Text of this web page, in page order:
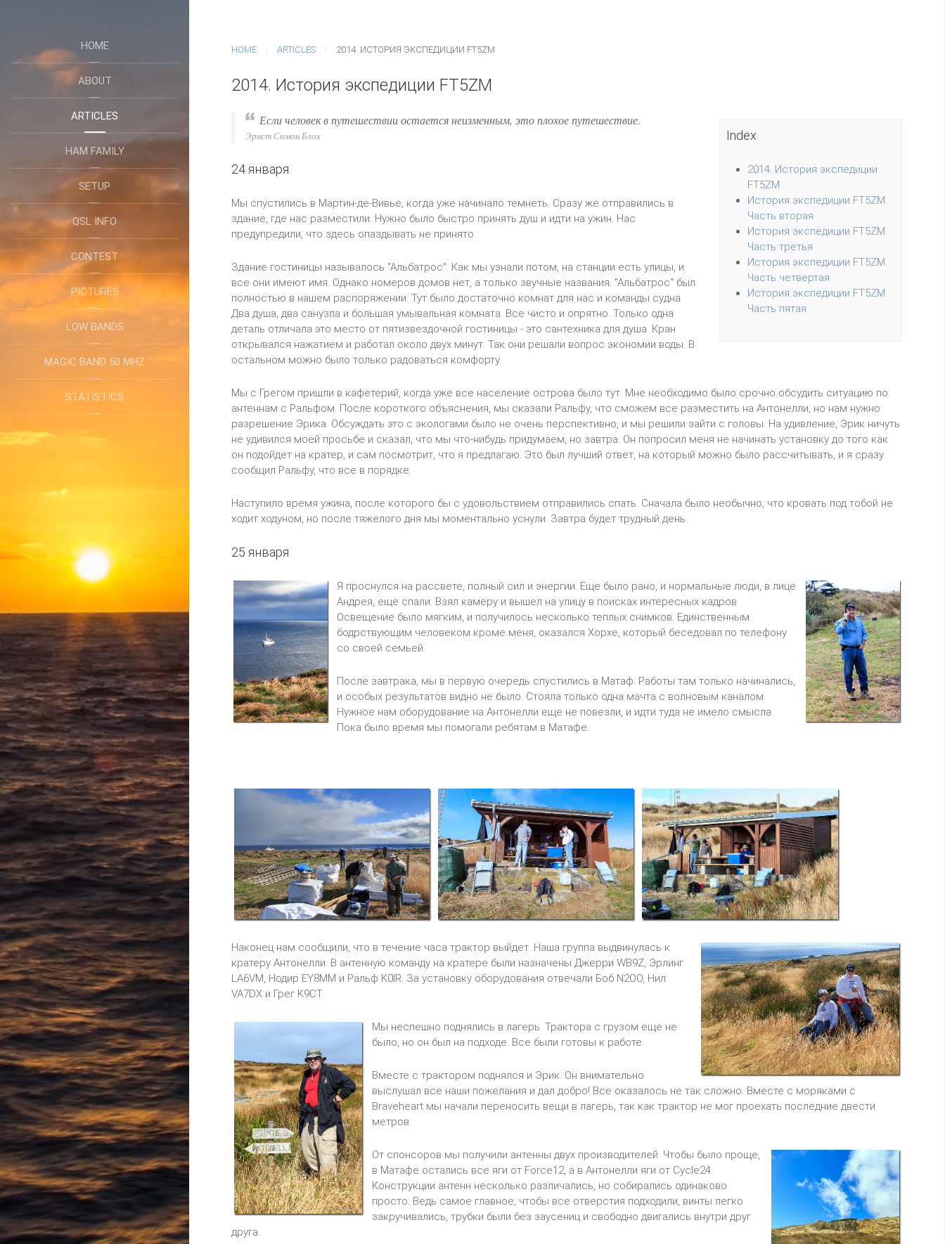
HOME
ABOUT
ARTICLES
HAM FAMILY
SETUP
QSL INFO
CONTEST
PICTURES
LOW BANDS
MAGIC BAND 50 MHZ
STATISTICS
HOME ARTICLES 2014. ИСТОРИЯ ЭКСПЕДИЦИИ FT5ZM
2014. История экспедиции FT5ZM
Index
2014. История экспедиции
FT5ZM
История экспедиции FT5ZM.
Часть вторая
История экспедиции FT5ZM.
Часть третья
История экспедиции FT5ZM.
Часть четвертая
История экспедиции FT5ZM.
Часть пятая
Если человек в путешествии остается неизменным, это плохое путешествие.
Эрнст Симон Блох
24 января
Мы спустились в Мартин-де-Вивье, когда уже начинало темнеть. Сразу же отправились в
здание, где нас разместили. Нужно было быстро принять душ и идти на ужин. Нас
предупредили, что здесь опаздывать не принято.
Здание гостиницы называлось "Альбатрос". Как мы узнали потом, на станции есть улицы, и
все они имеют имя. Однако номеров домов нет, а только звучные названия. "Альбатрос" был
полностью в нашем распоряжении. Тут было достаточно комнат для нас и команды судна.
Два душа, два санузла и большая умывальная комната. Все чисто и опрятно. Только одна
деталь отличала это место от пятизвездочной гостиницы - это сантехника для душа. Кран
открывался нажатием и работал около двух минут. Так они решали вопрос экономии воды. В
остальном можно было только радоваться комфорту.
Мы с Грегом пришли в кафетерий, когда уже все население острова было тут. Мне необходимо было срочно обсудить ситуацию по
антеннам с Ральфом. После короткого объяснения, мы сказали Ральфу, что сможем все разместить на Антонелли, но нам нужно
разрешение Эрика. Обсуждать это с экологами было не очень перспективно, и мы решили зайти с головы. На удивление, Эрик ничуть
не удивился моей просьбе и сказал, что мы что-нибудь придумаем, но завтра. Он попросил меня не начинать установку до того как
он подойдет на кратер, и сам посмотрит, что я предлагаю. Это был лучший ответ, на который можно было рассчитывать, и я сразу
сообщил Ральфу, что все в порядке.
Наступило время ужина, после которого бы с удовольствием отправились спать. Сначала было необычно, что кровать под тобой не
ходит ходуном, но после тяжелого дня мы моментально уснули. Завтра будет трудный день.
25 января
Я проснулся на рассвете, полный сил и энергии. Еще было рано, и нормальные люди, в лице
Андрея, еще спали. Взял камеру и вышел на улицу в поисках интересных кадров.
Освещение было мягким, и получилось несколько теплых снимков. Единственным
бодрствующим человеком кроме меня, оказался Хорхе, который беседовал по телефону
со своей семьей.
После завтрака, мы в первую очередь спустились в Матаф. Работы там только начинались,
и особых результатов видно не было. Стояла только одна мачта с волновым каналом.
Нужное нам оборудование на Антонелли еще не повезли, и идти туда не имело смысла.
Пока было время мы помогали ребятам в Матафе.
Наконец нам сообщили, что в течение часа трактор выйдет. Наша группа выдвинулась к
кратеру Антонелли. В антенную команду на кратере были назначены Джерри WB9Z, Эрлинг
LA6VM, Нодир EY8MM и Ральф K0IR. За установку оборудования отвечали Боб N2OO, Нил
VA7DX и Грег K9CT.
Мы неспешно поднялись в лагерь. Трактора с грузом еще не
было, но он был на подходе. Все были готовы к работе.
Вместе с трактором поднялся и Эрик. Он внимательно
выслушал все наши пожелания и дал добро! Все оказалось не так сложно. Вместе с моряками с
Braveheart мы начали переносить вещи в лагерь, так как трактор не мог проехать последние двести
метров.
От спонсоров мы получили антенны двух производителей. Чтобы было проще,
в Матафе остались все яги от Force12, а в Антонелли яги от Cycle24.
Конструкции антенн несколько различались, но собирались одинаково
просто. Ведь самое главное, чтобы все отверстия подходили, винты легко
закручивались, трубки были без заусениц и свободно двигались внутри друг
друга.